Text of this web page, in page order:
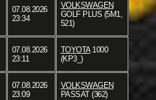
07.08.2026
23:34
VOLKSWAGEN
GOLF PLUS (5M1,
521)
07.08.2026
23:11
TOYOTA1000
(KP3_)
07.08.2026
23:09
VOLKSWAGEN
PASSAT (362)